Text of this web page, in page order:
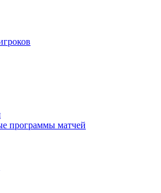
программы матчей